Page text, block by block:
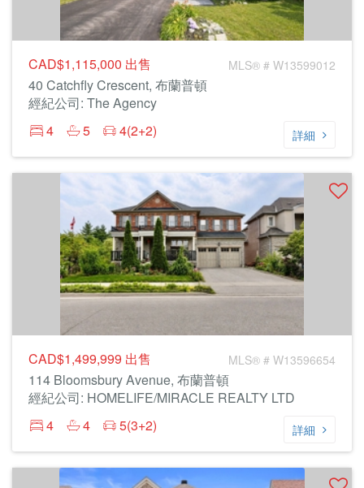
CAD$1,115,000 出售 MLS® # W13599012
40 Catchfly Crescent, 布蘭普頓
經紀公司: The Agency
4
5 4(2+2) 詳細
CAD$1,499,999 出售 MLS® # W13596654
114 Bloomsbury Avenue, 布蘭普頓
經紀公司: HOMELIFE/MIRACLE REALTY LTD
4
4 5(3+2) 詳細